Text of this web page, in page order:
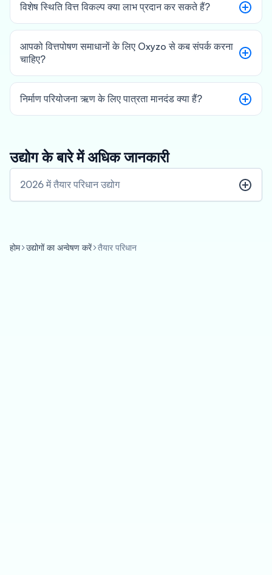
विशेष स्थिति वित्त विकल्प क्या लाभ प्रदान कर सकते हैं?
आपको वित्तपोषण समाधानों के लिए Oxyzo से कब संपर्क करना
चाहिए?
निर्माण परियोजना ऋण के लिए पात्रता मानदंड क्या हैं?
उद्योग के बारे में अधिक जानकारी
2026 में तैयार परिधान उद्योग
होम उद्योगों का अन्वेषण करें तैयार परिधान